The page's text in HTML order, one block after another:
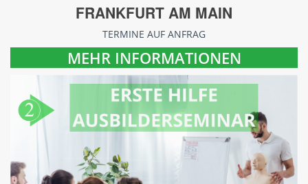
FRANKFURT AM MAIN
TERMINE AUF ANFRAG
MEHR INFORMATIONEN